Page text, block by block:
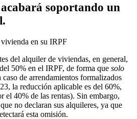
soportando un
del alquiler de viviendas, en general,
50% en el IRPF, de forma que solo
caso de arrendamientos formalizados
la reducción aplicable es del 60%,
el 40% de las rentas). Sin embargo,
no declaran sus alquileres, ya que
esta omisión.